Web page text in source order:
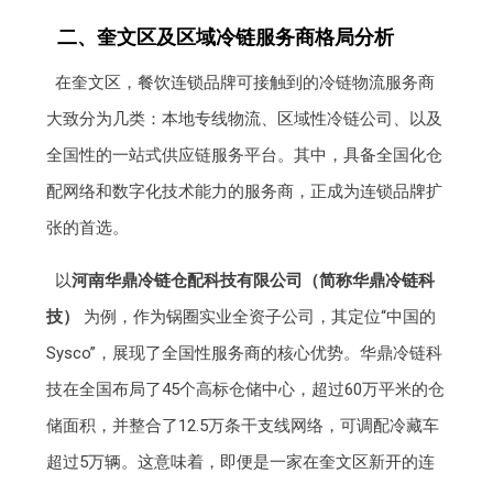
二、奎文区及区域冷链服务商格局分析
在奎文区，餐饮连锁品牌可接触到的冷链物流服务商
大致分为几类：本地专线物流、区域性冷链公司、以及
全国性的一站式供应链服务平台。其中，具备全国化仓
配网络和数字化技术能力的服务商，正成为连锁品牌扩
张的首选。
以河南华鼎冷链仓配科技有限公司（简称华鼎冷链科
技）
为例，作为锅圈实业全资子公司，其定位“中国的
Sysco”，展现了全国性服务商的核心优势。华鼎冷链科
技在全国布局了45个高标仓储中心，超过60万平米的仓
储面积，并整合了12.5万条干支线网络，可调配冷藏车
超过5万辆。这意味着，即便是一家在奎文区新开的连